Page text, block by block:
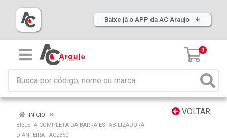
Baixe já o APP da AC Araujo
0
VOLTAR
INÍCIO
BIELETA COMPLETA DA BARRA ESTABILIZADORA
DIANTEIRA : AC2350